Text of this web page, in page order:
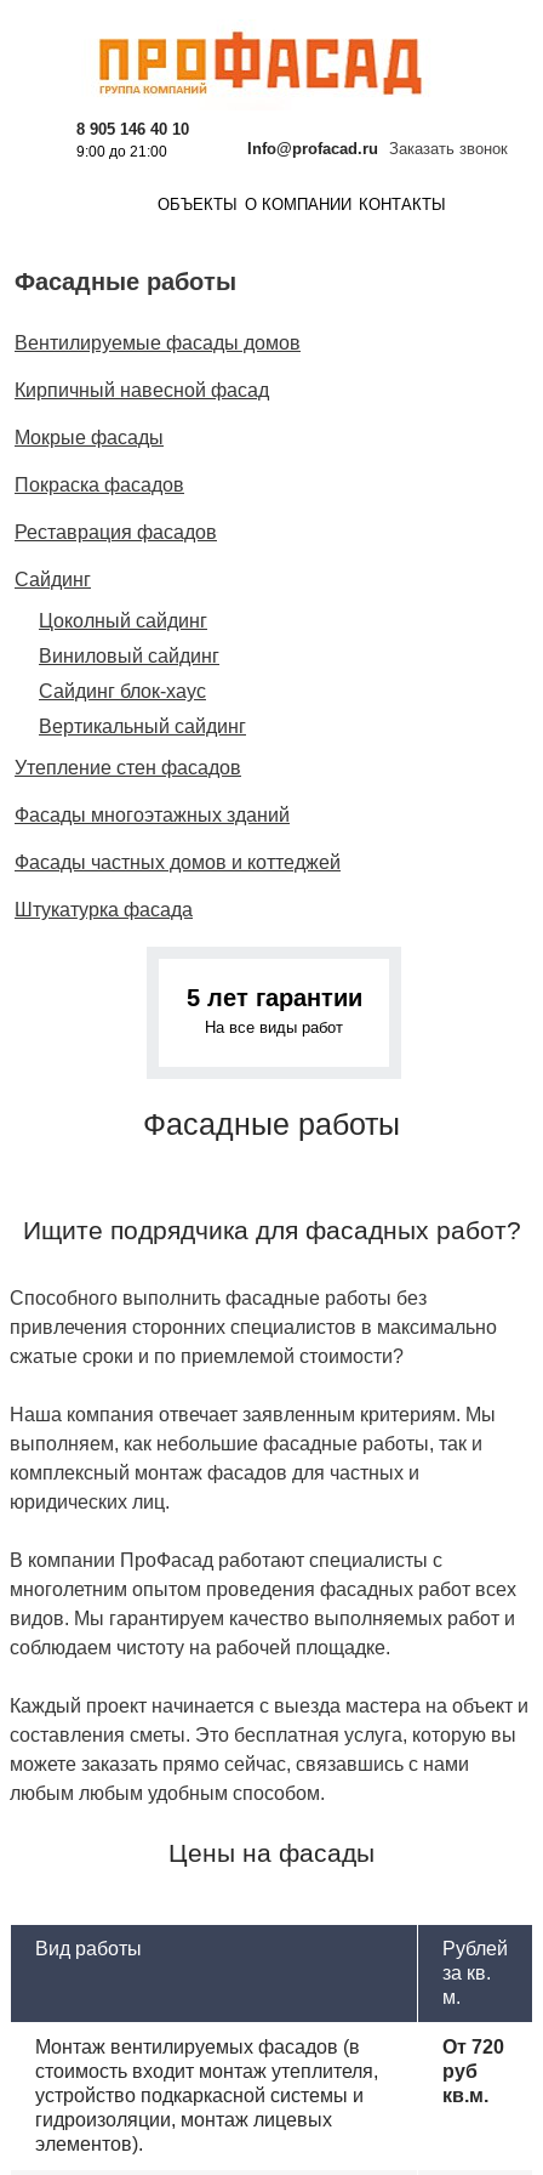
8 905 146 40 10
9:00 до 21:00 Info@profacad.ru Заказать звонок
ОБЪЕКТЫ О КОМПАНИИ КОНТАКТЫ
Фасадные работы
Вентилируемые фасады домов
Кирпичный навесной фасад
Мокрые фасады
Покраска фасадов
Реставрация фасадов
Сайдинг
Цоколный сайдинг
Виниловый сайдинг
Сайдинг блок-хаус
Вертикальный сайдинг
Утепление стен фасадов
Фасады многоэтажных зданий
Фасады частных домов и коттеджей
Штукатурка фасада
5 лет гарантии
На все виды работ
Фасадные работы
Ищите подрядчика для фасадных работ?
Способного выполнить фасадные работы без
привлечения сторонних специалистов в максимально
сжатые сроки и по приемлемой стоимости?
Наша компания отвечает заявленным критериям. Мы
выполняем, как небольшие фасадные работы, так и
комплексный монтаж фасадов для частных и
юридических лиц.
В компании ПроФасад работают специалисты с
многолетним опытом проведения фасадных работ всех
видов. Мы гарантируем качество выполняемых работ и
соблюдаем чистоту на рабочей площадке.
Каждый проект начинается с выезда мастера на объект и
составления сметы. Это бесплатная услуга, которую вы
можете заказать прямо сейчас, связавшись с нами
любым любым удобным способом.
Цены на фасады
Вид работы
Рублей
за кв.
м.
Монтаж вентилируемых фасадов (в
стоимость входит монтаж утеплителя,
устройство подкаркасной системы и
гидроизоляции, монтаж лицевых
элементов).
От 720
руб
кв.м.